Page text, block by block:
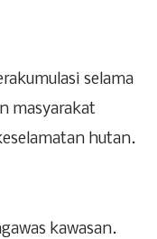
selama
masyarakat
hutan.
kawasan.